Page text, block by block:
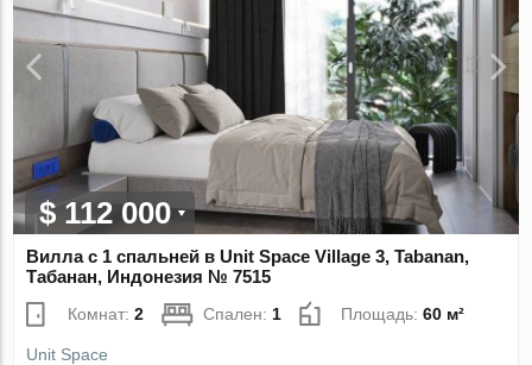
$ 112 000
Вилла с 1 спальней в Unit Space Village 3, Tabanan,
Табанан, Индонезия № 7515
Комнат:2 Спален: 1 Площадь:60 м²
Unit Space